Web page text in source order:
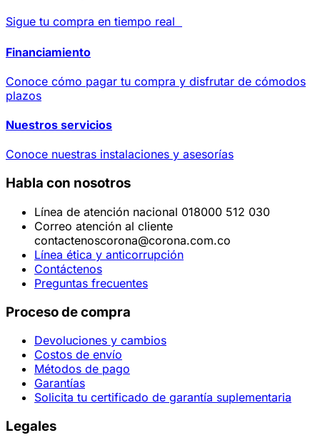
Sigue tu compra en tiempo real
Financiamiento
Conoce cómo pagar tu compra y disfrutar de cómodos
plazos
Nuestros servicios
Conoce nuestras instalaciones y asesorías
Habla con nosotros
Línea de atención nacional 018000 512 030
Correo atención al cliente
contactenoscorona@corona.com.co
Línea ética y anticorrupción
Contáctenos
Preguntas frecuentes
Proceso de compra
Devoluciones y cambios
Costos de envío
Métodos de pago
Garantías
Solicita tu certificado de garantía suplementaria
Legales